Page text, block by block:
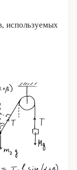
используемых